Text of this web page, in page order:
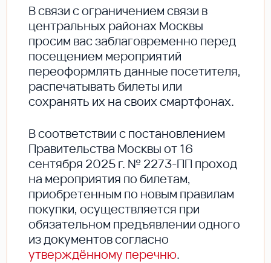
В cвязи с ограничением связи в
центральных районах Москвы
просим вас заблаговременно перед
посещением мероприятий
переоформлять данные посетителя,
распечатывать билеты или
сохранять их на своих смартфонах.
В соответствии с постановлением
Правительства Москвы от 16
сентября 2025 г. № 2273-ПП проход
на мероприятия по билетам,
приобретенным по новым правилам
покупки, осуществляется при
обязательном предъявлении одного
из документов согласно
утверждённому перечню.